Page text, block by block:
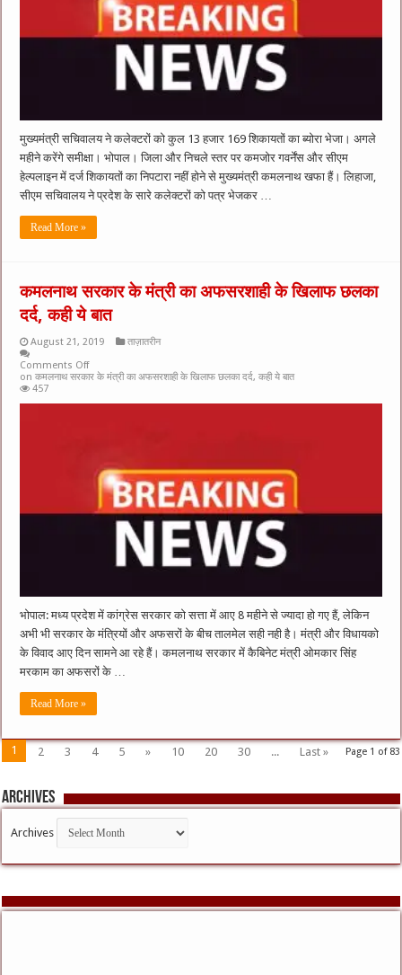
मुख्‍यमंत्री सचिवालय ने कलेक्‍टरों को कुल 13 हजार 169 शिकायतों का ब्योरा भेजा। अगले
महीने करेंगे समीक्षा। भोपाल। जिला और निचले स्तर पर कमजोर गवर्नेंस और सीएम
हेल्पलाइन में दर्ज शिकायतों का निपटारा नहीं होने से मुख्यमंत्री कमलनाथ खफा हैं। लिहाजा,
सीएम सचिवालय ने प्रदेश के सारे कलेक्टरों को पत्र भेजकर …
Read More »
कमलनाथ सरकार के मंत्री का अफसरशाही के खिलाफ छलका
दर्द, कही ये बात
August 21, 2019
ताज़ातरीन
Comments Off
on कमलनाथ सरकार के मंत्री का अफसरशाही के खिलाफ छलका दर्द, कही ये बात
457
भोपाल: मध्य प्रदेश में कांग्रेस सरकार को सत्ता में आए 8 महीने से ज्यादा हो गए हैं, लेकिन
अभी भी सरकार के मंत्रियों और अफसरों के बीच तालमेल सही नही है। मंत्री और विधायको
के विवाद आए दिन सामने आ रहे हैं। कमलनाथ सरकार में कैबिनेट मंत्री ओमकार सिंह
मरकाम का अफसरों के …
Read More »
Page 1 of 83
1 2 3 4 5 » 10 20 30 ... Last »
Archives
Archives